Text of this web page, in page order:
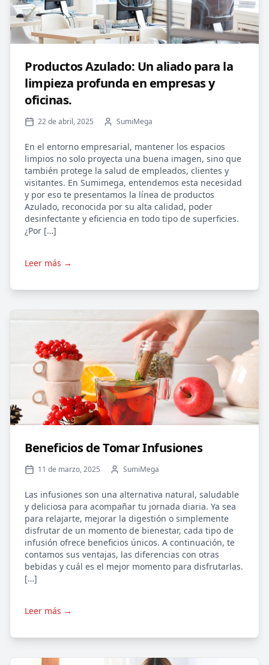
Productos Azulado: Un aliado para la
limpieza profunda en empresas y
oficinas.
22 de abril, 2025 SumiMega
En el entorno empresarial, mantener los espacios
limpios no solo proyecta una buena imagen, sino que
también protege la salud de empleados, clientes y
visitantes. En Sumimega, entendemos esta necesidad
y por eso te presentamos la línea de productos
Azulado, reconocida por su alta calidad, poder
desinfectante y eficiencia en todo tipo de superficies.
¿Por […]
Leer más →
Beneficios de Tomar Infusiones
11 de marzo, 2025 SumiMega
Las infusiones son una alternativa natural, saludable
y deliciosa para acompañar tu jornada diaria. Ya sea
para relajarte, mejorar la digestión o simplemente
disfrutar de un momento de bienestar, cada tipo de
infusión ofrece beneficios únicos. A continuación, te
contamos sus ventajas, las diferencias con otras
bebidas y cuál es el mejor momento para disfrutarlas.
[…]
Leer más →